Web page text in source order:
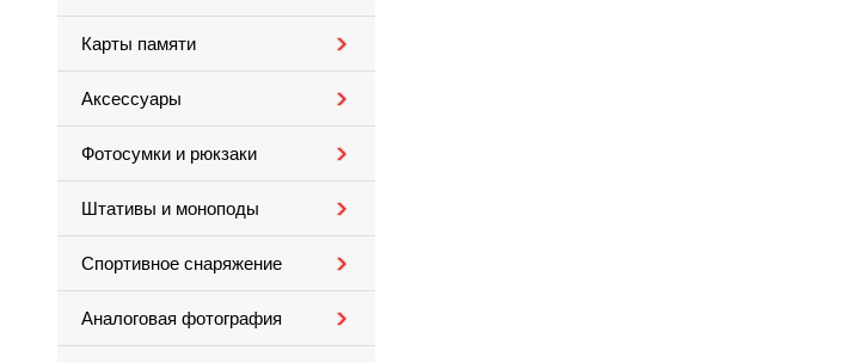
Карты памяти
Аксессуары
Фотосумки и рюкзаки
Штативы и моноподы
Спортивное снаряжение
Аналоговая фотография